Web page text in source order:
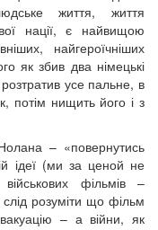
життя, життя
нації, є найвищою
найгероїчніших
як збив два німецькі
розтратив усе пальне, в
потім нищить його і з
– «повернутись
ідеї (ми за ценой не
фільмів –
розуміти що фільм
– а війни, як